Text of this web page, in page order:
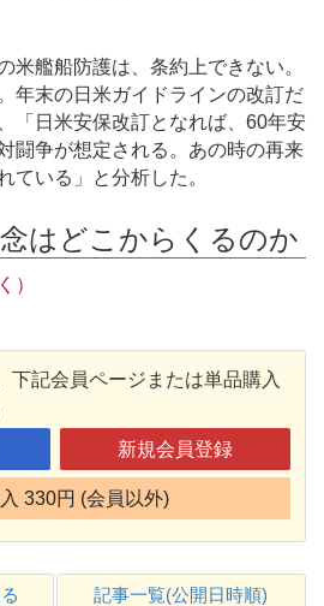
艦船防護は、条約上できない。
年末の日米ガイドラインの改訂だ
「日米安保改訂となれば、60年安
闘争が想定される。あの時の再来
ている」と分析した。
はどこからくるのか
）
下記会員ページまたは単品購入
新規会員登録
330円 (会員以外)
記事一覧(公開日時順)